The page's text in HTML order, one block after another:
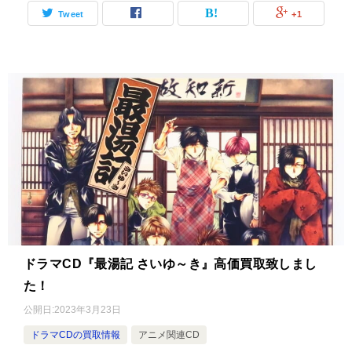
Tweet +1
ドラマCD『最湯記 さいゆ～き』高価買取致しまし
た！
公開日:2023年3月23日
ドラマCDの買取情報 アニメ関連CD